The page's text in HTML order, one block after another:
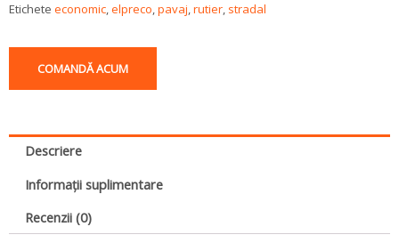
Etichete economic,elpreco,pavaj,rutier, stradal
COMANDĂ ACUM
Descriere
Informații suplimentare
Recenzii (0)